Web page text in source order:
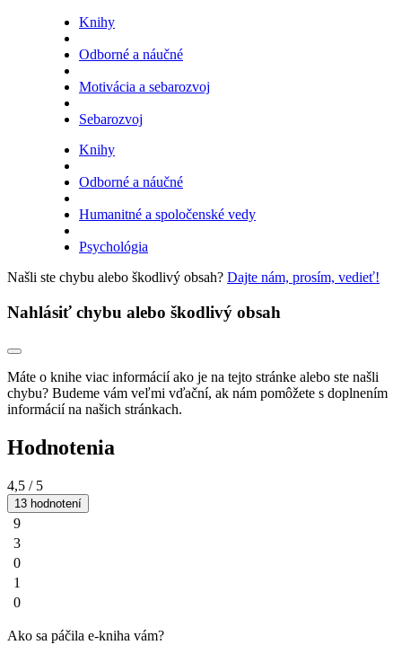
Knihy
Odborné a náučné
Motivácia a sebarozvoj
Sebarozvoj
Knihy
Odborné a náučné
Humanitné a spoločenské vedy
Psychológia
Našli ste chybu alebo škodlivý obsah? Dajte nám, prosím, vedieť!
Nahlásiť chybu alebo škodlivý obsah
Máte o knihe viac informácií ako je na tejto stránke alebo ste našli
chybu? Budeme vám veľmi vďační, ak nám pomôžete s doplnením
informácií na našich stránkach.
Hodnotenia
4,5 / 5
13 hodnotení
9
3
0
1
0
Ako sa páčila e-kniha vám?